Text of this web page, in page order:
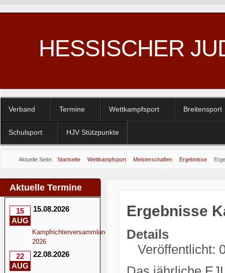
HESSISCHER
Verband Termine Wettkampfsport Breitensport
Schulsport HJV Stützpunkte
Aktuelle Seite: Startseite Wettkampfsport Meisterschaften Ergebnisse
Aktuelle Termine
15
AUG
15.08.2026
Kampfrichterversammlung
2026
22
AUG
22.08.2026
Ergebnisse
Details
Veröffentlicht: